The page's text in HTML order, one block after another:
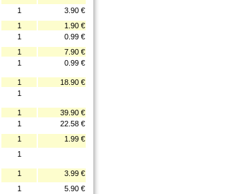
1
3.90 €
1
1.90 €
1
0.99 €
1
7.90 €
1 0.99 €
1
18.90 €
1
1
39.90 €
1
22.58 €
1
1.99 €
1
1
3.99 €
1
5.90 €